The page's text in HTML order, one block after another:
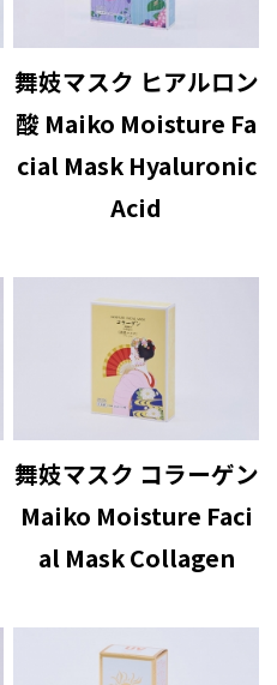
舞妓マスク ヒアルロン
酸 Maiko Moisture Fa
cial Mask Hyaluronic
Acid
舞妓マスク コラーゲン
Maiko Moisture Faci
al Mask Collagen